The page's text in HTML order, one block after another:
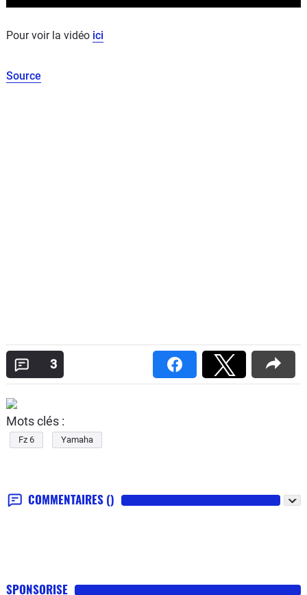
Pour voir la vidéo ici
Source
3
Mots clés :
Fz 6 Yamaha
COMMENTAIRES ()
SPONSORISE